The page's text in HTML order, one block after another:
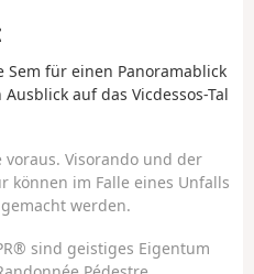
Sem für einen Panoramablick
auf das Vicdessos-Tal
Visorando und der
können im Falle eines Unfalls
werden.
sind geistiges Eigentum